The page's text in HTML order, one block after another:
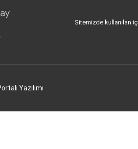
Sitemizde kullanılan
Yazılımı